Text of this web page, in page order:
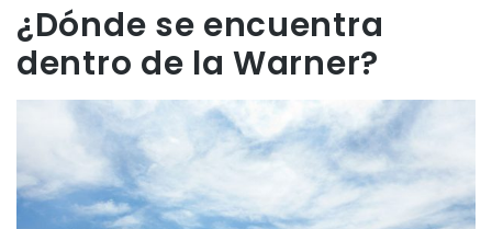
¿Dónde se encuentra
dentro de la Warner?